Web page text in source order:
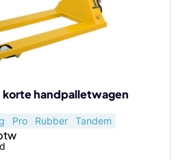
handpalletwagen
Pro Rubber Tandem